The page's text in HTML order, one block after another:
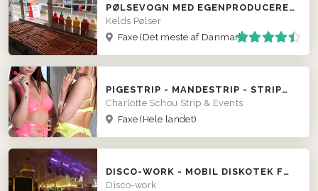
PØLSEVOGN MED EGENPRODUCEREDE PØLSER
Kelds Pølser
Faxe(Det meste af Danmark)
PIGESTRIP - MANDESTRIP - STRIPUNDERVISNING - DOBBELTSHOWS
Charlotte Schou Strip & Events
Faxe(Hele landet)
DISCO-WORK - MOBIL DISKOTEK FRA 2500KR.
Disco-work